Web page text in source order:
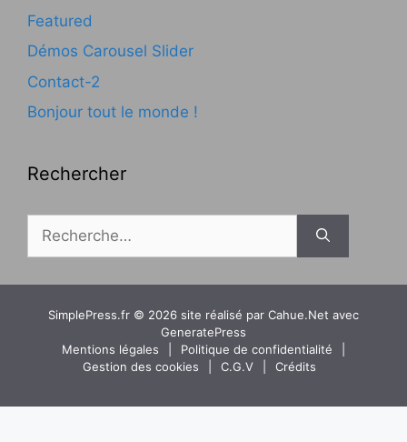
Featured
Démos Carousel Slider
Contact-2
Bonjour tout le monde !
Rechercher
Rechercher :
Mentions légales
Politique de confidentialité
Gestion des cookies
C.G.V Crédits
SimplePress.fr © 2026 site réalisé par Cahue.Net avec
GeneratePress